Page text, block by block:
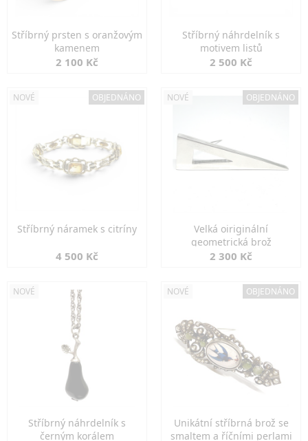
Stříbrný prsten s oranžovým
kamenem
2 100 Kč
Stříbrný náhrdelník s
motivem listů
2 500 Kč
NOVÉ OBJEDNÁNO
Stříbrný náramek s citríny
4 500 Kč
NOVÉ OBJEDNÁNO
Velká oiriginální
geometrická brož
2 300 Kč
NOVÉ
Stříbrný náhrdelník s
černým korálem
NOVÉ OBJEDNÁNO
Unikátní stříbrná brož se
smaltem a říčními perlami